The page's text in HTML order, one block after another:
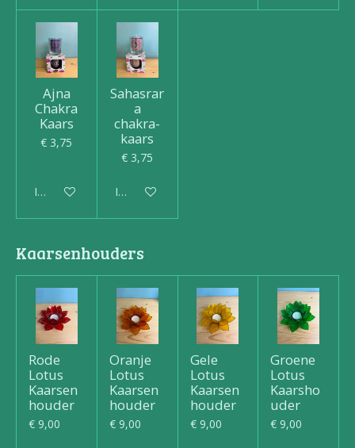
Ajna
Chakra
Kaars
€ 3,75
In winkelwagen
Sahasrar
a
chakra-
kaars
€ 3,75
In winkelwagen
Kaarsenhouders
Rode
Lotus
Kaarsen
houder
€ 9,00
Oranje
Lotus
Kaarsen
houder
€ 9,00
Gele
Lotus
Kaarsen
houder
€ 9,00
Groene
Lotus
Kaarsho
uder
€ 9,00